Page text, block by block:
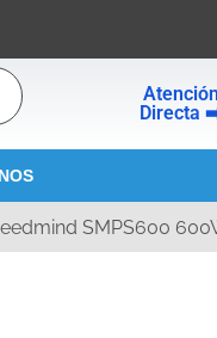
Atención
Directa
SMPS600